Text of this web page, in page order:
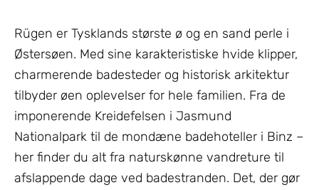
Rügen er Tysklands største ø og en sand perle i
Østersøen. Med sine karakteristiske hvide klipper,
charmerende badesteder og historisk arkitektur
tilbyder øen oplevelser for hele familien. Fra de
imponerende Kreidefelsen i Jasmund
Nationalpark til de mondæne badehoteller i Binz –
her finder du alt fra naturskønne vandreture til
afslappende dage ved badestranden. Det, der gør